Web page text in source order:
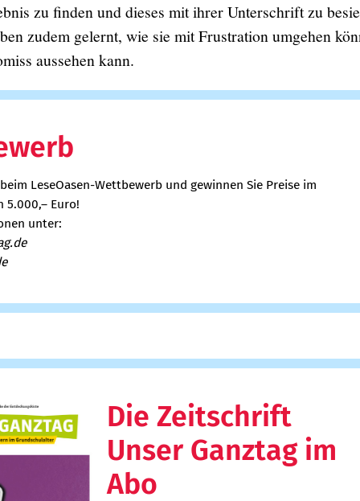
zu finden und dieses mit ihrer Unterschrift zu
zudem gelernt, wie sie mit Frustration umgehen
aussehen kann.
LeseOasen-Wettbewerb und gewinnen Sie Preise im
5.000,– Euro!
unter:
Die Zeitschrift
Unser Ganztag im
Abo